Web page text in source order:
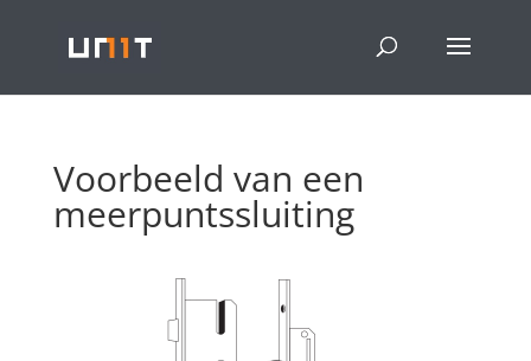
Voorbeeld van een
meerpuntssluiting